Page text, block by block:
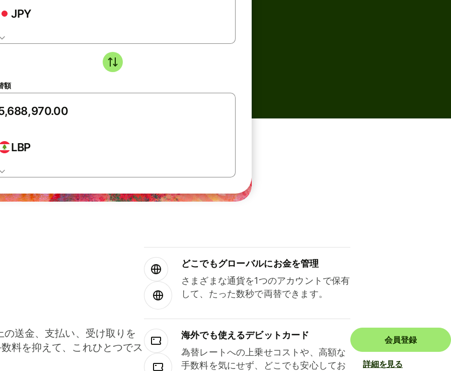
JPY
額
LBP
送金、支払い、受け取りを
料を抑えて、これひとつでス
どこでもグ⁠ロ⁠ー⁠バ⁠ルにお金を管理
さまざまな通貨を1つのアカウントで保有
して、たった数秒で両替できます。
海外でも使えるデビットカード
為替レートへの上乗せコストや、高額な
手数料を気にせず、どこでも安心してお
会員登録
詳細を見る